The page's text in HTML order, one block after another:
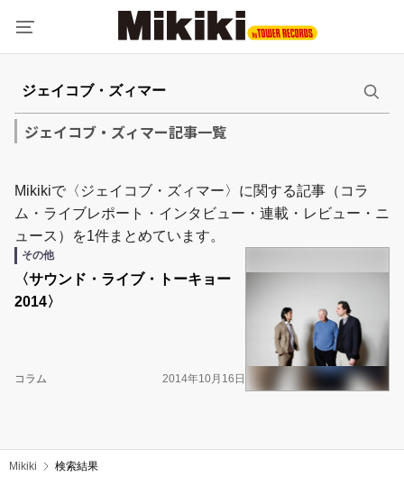
ジェイコブ・ズィマー記事一覧
Mikikiで〈ジェイコブ・ズィマー〉に関する記事（コラ
ム・ライブレポート・インタビュー・連載・レビュー・ニ
ュース）を1件まとめています。
その他
〈サウンド・ライブ・トーキョー
2014〉
コラム 2014年10月16日
Mikiki 検索結果